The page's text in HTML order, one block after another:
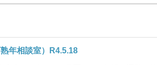
年相談室）R4.5.18